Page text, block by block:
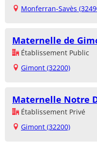
Monferran-Savès
Maternelle de
Établissement Public
Gimont (32200)
Maternelle Notre
Établissement Privé
Gimont (32200)